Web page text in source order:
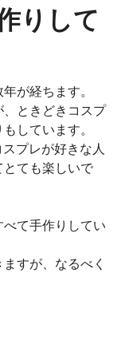
りして
が経ちます。
ときどきコスプ
しています。
プレが好きな人
ても楽しいで
て手作りしてい
すが、なるべく
ます”